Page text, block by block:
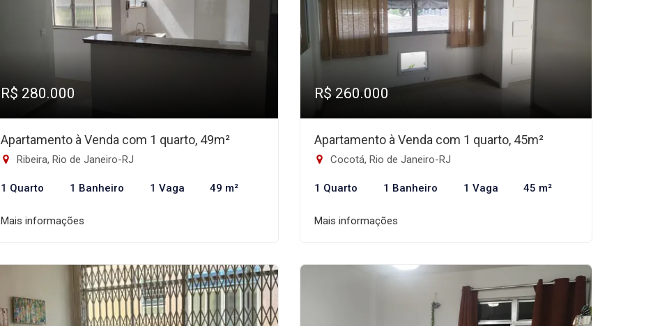
R$ 280.000
Apartamento à Venda com 1 quarto, 49m²
Ribeira, Rio de Janeiro-RJ
1 Quarto 1 Banheiro 1 Vaga 49 m²
Mais informações
R$ 260.000
Apartamento à Venda com 1 quarto, 45m²
Cocotá, Rio de Janeiro-RJ
1 Quarto 1 Banheiro 1 Vaga 45 m²
Mais informações